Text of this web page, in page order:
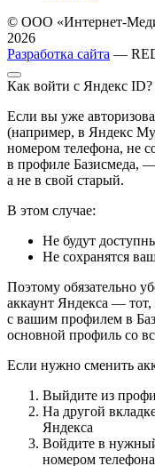
© ООО «Интернет-
2026
Разработка сайта —
Как войти с Яндекс ID?
Если вы уже
(например, в Яндекс
номером телефона, не
в профиле Базисмеда,
а не в свой старый.
В этом случае:
Не будут
Не сохранятся
Поэтому обязательно
аккаунт Яндекса — тот,
с вашим профилем в
основной профиль со
Если нужно сменить
Выйдите из
На другой
Яндекса
Войдите в
номером телефона